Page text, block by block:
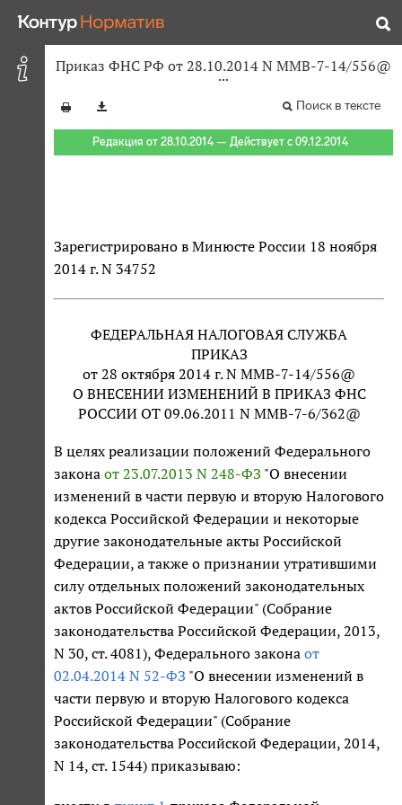
Приказ ФНС РФ от 28.10.2014 N ММВ-7-14/556@
Поиск в тексте
Редакция от 28.10.2014 — Действует с 09.12.2014
Зарегистрировано в Минюсте России 18 ноября
2014 г. N 34752
ФЕДЕРАЛЬНАЯ НАЛОГОВАЯ СЛУЖБА
ПРИКАЗ
от 28 октября 2014 г. N ММВ-7-14/556@
О ВНЕСЕНИИ ИЗМЕНЕНИЙ В ПРИКАЗ ФНС
РОССИИ ОТ 09.06.2011 N ММВ-7-6/362@
В целях реализации положений Федерального
закона от 23.07.2013 N 248-ФЗ "О внесении
изменений в части первую и вторую Налогового
кодекса Российской Федерации и некоторые
другие законодательные акты Российской
Федерации, а также о признании утратившими
силу отдельных положений законодательных
актов Российской Федерации" (Собрание
законодательства Российской Федерации, 2013,
N 30, ст. 4081), Федерального закона от
02.04.2014 N 52-ФЗ "О внесении изменений в
части первую и вторую Налогового кодекса
Российской Федерации" (Собрание
законодательства Российской Федерации, 2014,
N 14, ст. 1544) приказываю: